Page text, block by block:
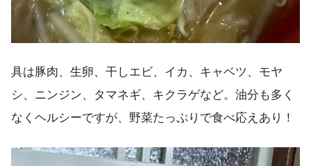
具は豚肉、生卵、干しエビ、イカ、キャベツ、モヤ
シ、ニンジン、タマネギ、キクラゲなど。油分も多く
なくヘルシーですが、野菜たっぷりで食べ応えあり！